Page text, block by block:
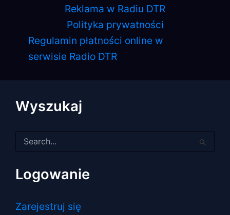
Reklama w Radiu DTR
Polityka prywatności
Regulamin płatności online w
serwisie Radio DTR
Wyszukaj
dla:
Logowanie
Zarejestruj się